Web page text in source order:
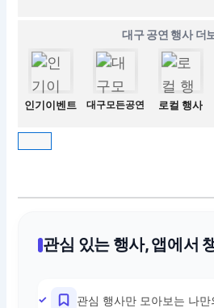
대구 공연 행사 더
인기이벤트 대구모든공연 로컬 행사
관심 있는 행사, 앱에서
관심 행사만 모아보는 나만